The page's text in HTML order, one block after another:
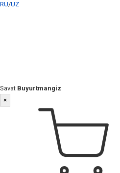
RU/UZ
Savat Buyurtmangiz
×